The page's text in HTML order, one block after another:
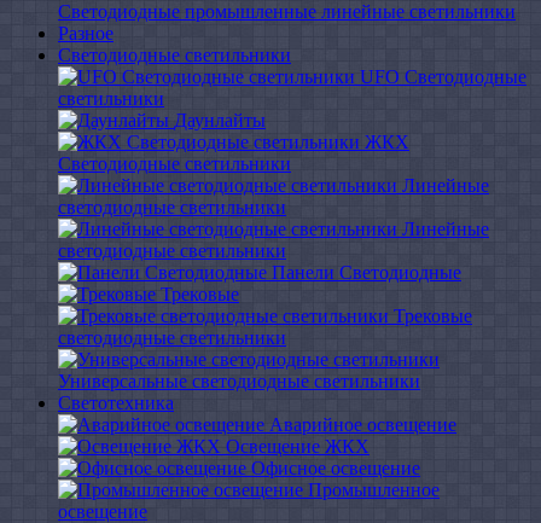
Светодиодные промышленные линейные светильники
Разное
Светодиодные светильники
UFO Светодиодные
светильники
Даунлайты
ЖКХ
Светодиодные светильники
Линейные
светодиодные светильники
Линейные
светодиодные светильники
Панели Светодиодные
Трековые
Трековые
светодиодные светильники
Универсальные светодиодные светильники
Светотехника
Аварийное освещение
Освещение ЖКХ
Офисное освещение
Промышленное
освещение